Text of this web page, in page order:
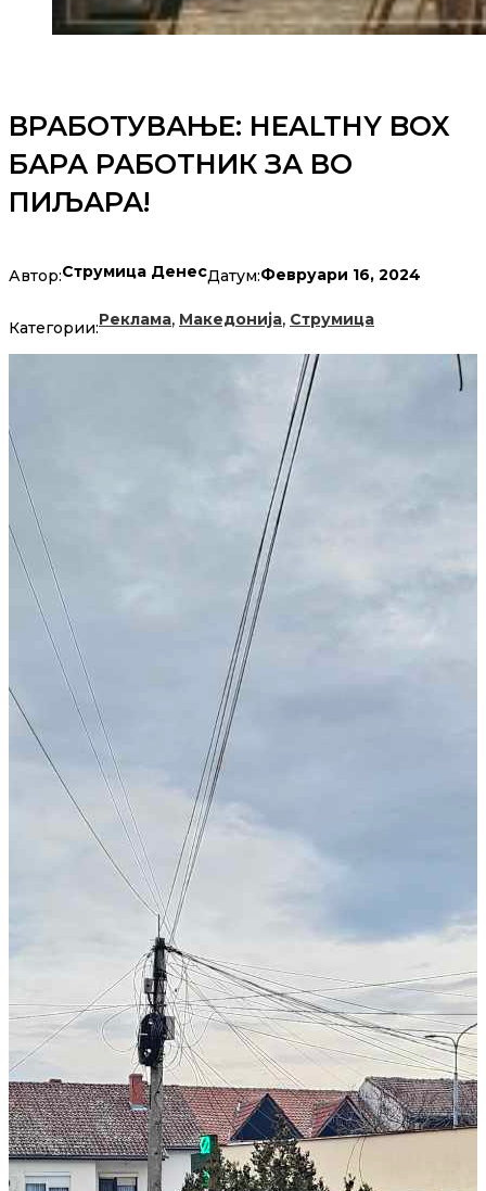
ВРАБОТУВАЊЕ: HEALTHY BOX
БАРА РАБОТНИК ЗА ВО
ПИЉАРА!
Автор:Струмица ДенесДатум:Февруари 16, 2024
Категории:Реклама, Македонија, Струмица